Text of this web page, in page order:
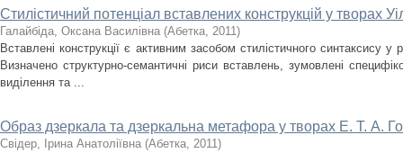
Стилістичний потенціал вставлених конструкцій у творах
Галайбіда, Оксана Василівна (Абетка, 2011)
Вставлені конструкції є активним засобом стилістичного синтаксису
Визначено структурно-семантичні риси вставлень, зумовлені
виділення та ...
Образ дзеркала та дзеркальна метафора у творах Е. Т. А.
Свідер, Іринa Анатоліївнa (Абетка, 2011)